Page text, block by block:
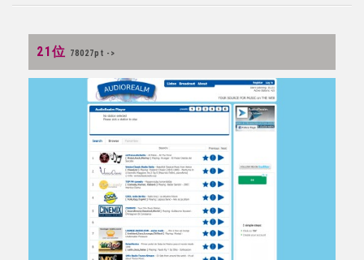
21位 78027pt ->